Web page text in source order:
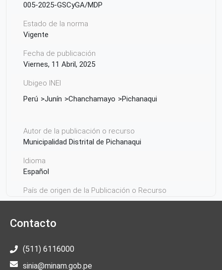
005-2025-GSCyGA/MDP
Estado de la norma
Vigente
Fecha de publicación
Viernes, 11 Abril, 2025
Ubigeo INEI
Perú
Junín Chanchamayo Pichanaqui
Autor de la publicación o recurso
Municipalidad Distrital de Pichanaqui
Idioma
Español
País de origen de la Publicación o Recurso
Perú
Contacto
(511) 6116000
sinia@minam.gob.pe